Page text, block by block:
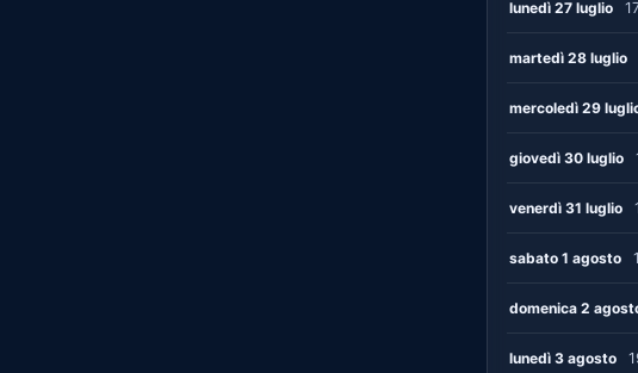
lunedì 27 luglio
martedì 28 luglio
mercoledì 29
giovedì 30 luglio
venerdì 31 luglio
sabato 1 agosto
domenica 2
lunedì 3 agosto